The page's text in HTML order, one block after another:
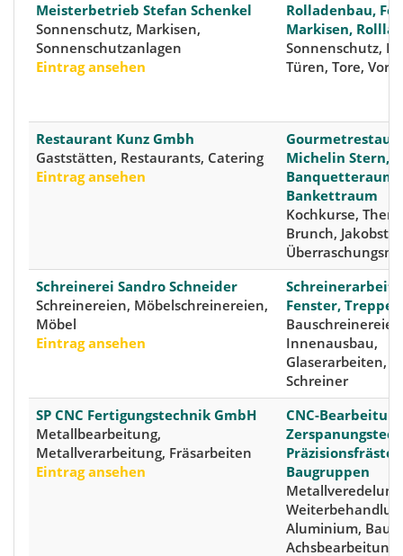
Meisterbetrieb Stefan Schenkel
Sonnenschutz, Markisen,
Sonnenschutzanlagen
Eintrag ansehen
Rolladenbau,
Markisen,
Sonnenschutz,
Türen, Tore,
Restaurant Kunz Gmbh
Gaststätten, Restaurants, Catering
Eintrag ansehen
Michelin Stern,
Banquetteraum,
Bankettraum
Kochkurse,
Brunch,
Schreinerei Sandro Schneider
Schreinereien, Möbelschreinereien,
Möbel
Eintrag ansehen
Fenster, Treppen
Innenausbau,
Glaserarbeiten,
Schreiner
SP CNC Fertigungstechnik GmbH
Metallbearbeitung,
Metallverarbeitung, Fräsarbeiten
Eintrag ansehen
CNC-
Baugruppen
Aluminium,